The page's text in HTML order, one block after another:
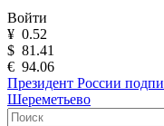
Войти
¥ 0.52
$ 81.41
€ 94.06
Президент России
Шереметьево